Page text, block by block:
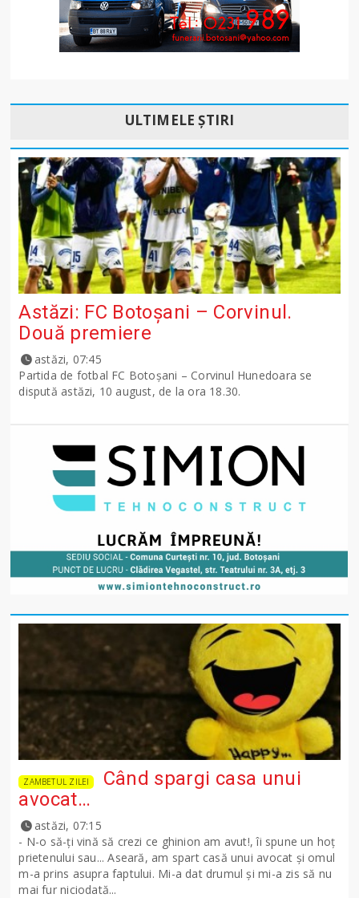
ULTIMELE ȘTIRI
Astăzi: FC Botoșani – Corvinul.
Două premiere
astăzi, 07:45
Partida de fotbal FC Botoșani – Corvinul Hunedoara se
dispută astăzi, 10 august, de la ora 18.30.
ZAMBETUL ZILEI
Când spargi casa unui
avocat…
astăzi, 07:15
- N-o să-ţi vină să crezi ce ghinion am avut!, îi spune un hoţ
prietenului sau... Aseară, am spart casă unui avocat şi omul
m-a prins asupra faptului. Mi-a dat drumul şi mi-a zis să nu
mai fur niciodată...